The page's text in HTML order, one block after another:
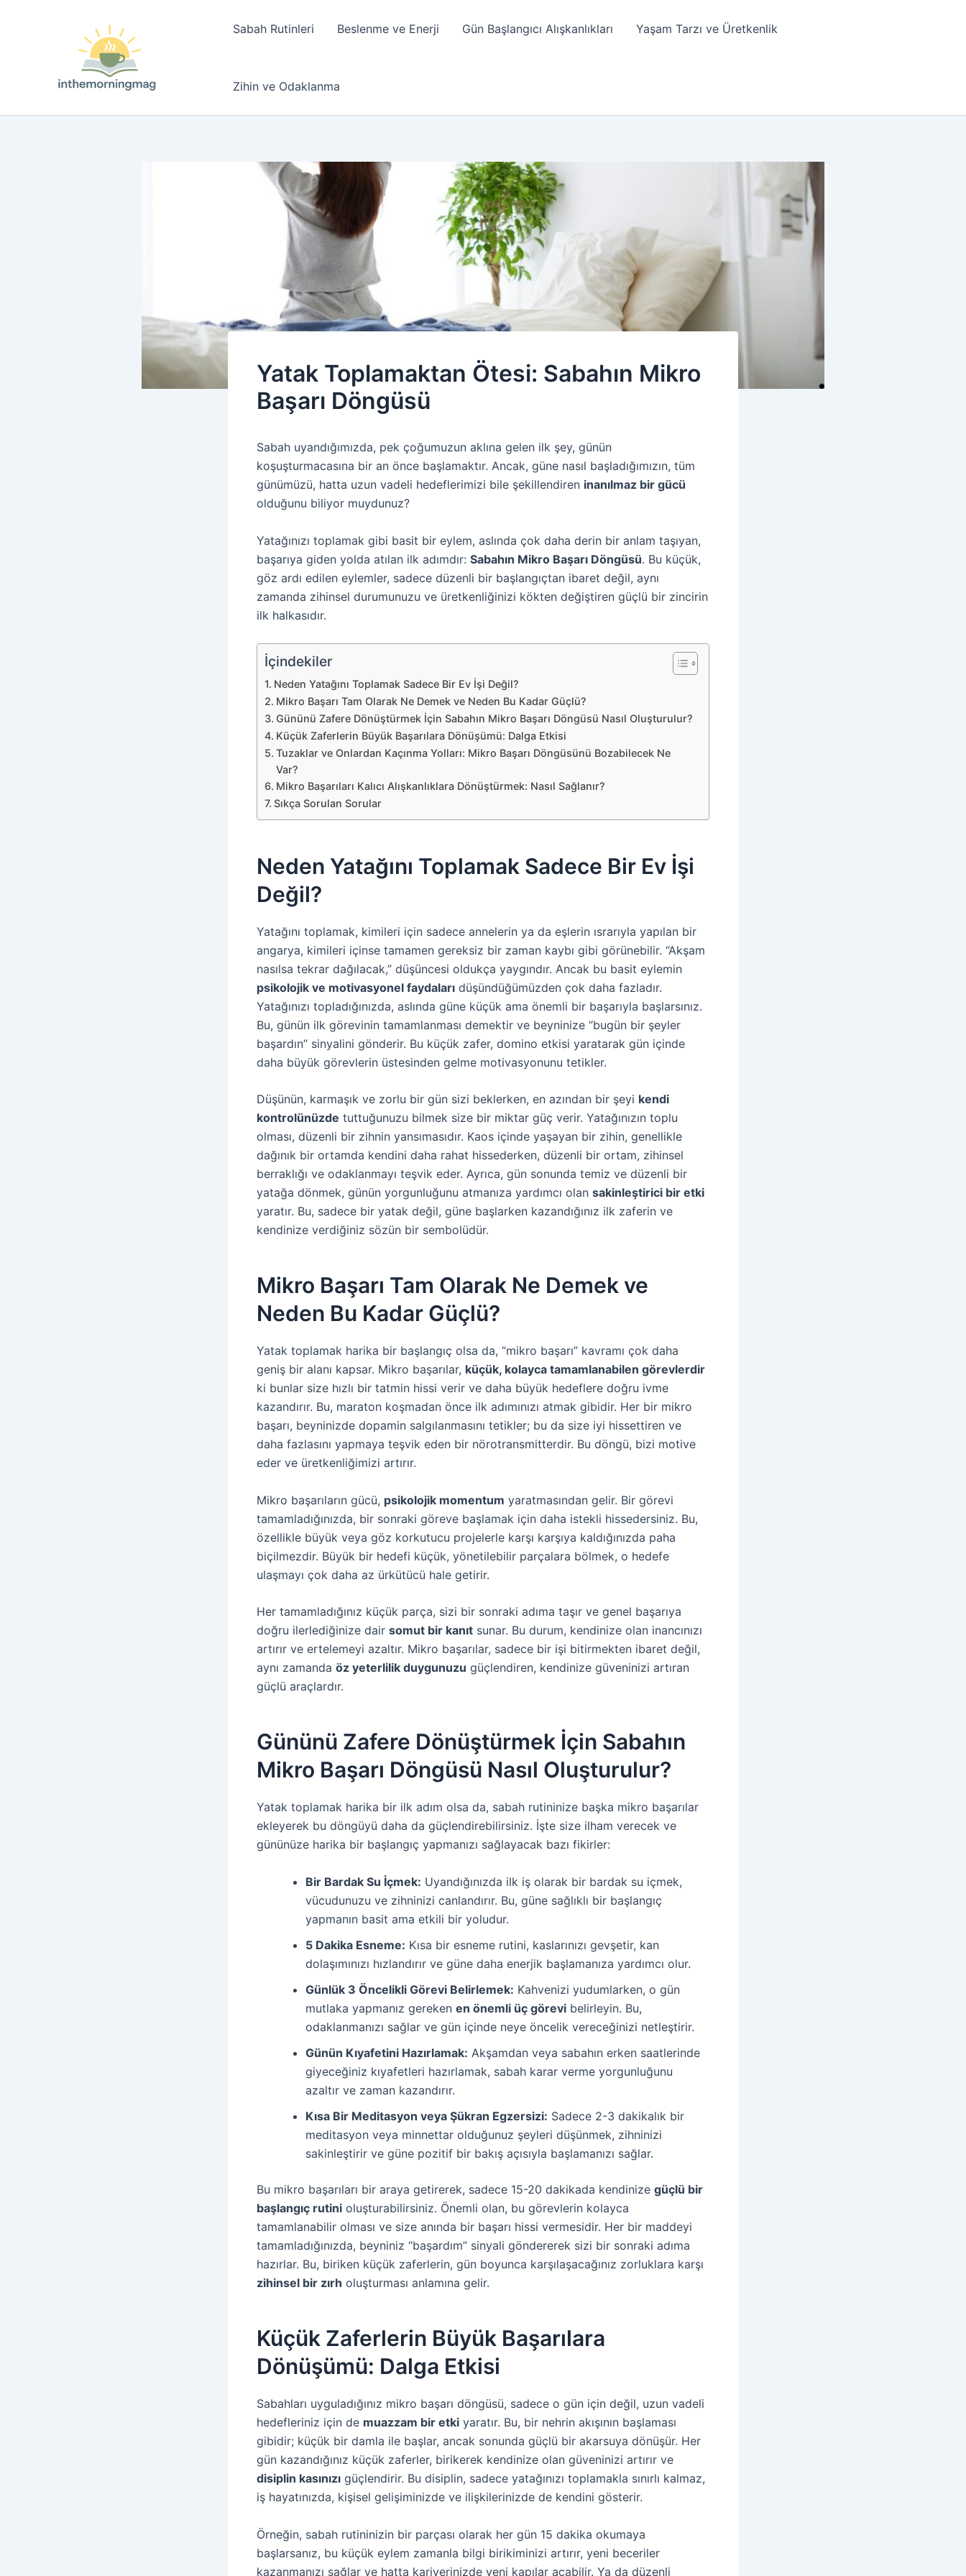
Sabah Rutinleri Beslenme ve Enerji Gün Başlangıcı Alışkanlıkları Yaşam Tarzı ve Üretkenlik
Zihin ve Odaklanma
Yatak Toplamaktan Ötesi: Sabahın Mikro
Başarı Döngüsü
Sabah uyandığımızda, pek çoğumuzun aklına gelen ilk şey, günün
koşuşturmacasına bir an önce başlamaktır. Ancak, güne nasıl başladığımızın, tüm
günümüzü, hatta uzun vadeli hedeflerimizi bile şekillendiren inanılmaz bir gücü
olduğunu biliyor muydunuz?
Yatağınızı toplamak gibi basit bir eylem, aslında çok daha derin bir anlam taşıyan,
başarıya giden yolda atılan ilk adımdır: Sabahın Mikro Başarı Döngüsü. Bu küçük,
göz ardı edilen eylemler, sadece düzenli bir başlangıçtan ibaret değil, aynı
zamanda zihinsel durumunuzu ve üretkenliğinizi kökten değiştiren güçlü bir zincirin
ilk halkasıdır.
İçindekiler
Neden Yatağını Toplamak Sadece Bir Ev İşi Değil?
Mikro Başarı Tam Olarak Ne Demek ve Neden Bu Kadar Güçlü?
Gününü Zafere Dönüştürmek İçin Sabahın Mikro Başarı Döngüsü Nasıl Oluşturulur?
Küçük Zaferlerin Büyük Başarılara Dönüşümü: Dalga Etkisi
Tuzaklar ve Onlardan Kaçınma Yolları: Mikro Başarı Döngüsünü Bozabilecek Ne
Var?
Mikro Başarıları Kalıcı Alışkanlıklara Dönüştürmek: Nasıl Sağlanır?
Sıkça Sorulan Sorular
Neden Yatağını Toplamak Sadece Bir Ev İşi
Değil?
Yatağını toplamak, kimileri için sadece annelerin ya da eşlerin ısrarıyla yapılan bir
angarya, kimileri içinse tamamen gereksiz bir zaman kaybı gibi görünebilir. “Akşam
nasılsa tekrar dağılacak,” düşüncesi oldukça yaygındır. Ancak bu basit eylemin
psikolojik ve motivasyonel faydaları düşündüğümüzden çok daha fazladır.
Yatağınızı topladığınızda, aslında güne küçük ama önemli bir başarıyla başlarsınız.
Bu, günün ilk görevinin tamamlanması demektir ve beyninize “bugün bir şeyler
başardın” sinyalini gönderir. Bu küçük zafer, domino etkisi yaratarak gün içinde
daha büyük görevlerin üstesinden gelme motivasyonunu tetikler.
Düşünün, karmaşık ve zorlu bir gün sizi beklerken, en azından bir şeyi kendi
kontrolünüzde tuttuğunuzu bilmek size bir miktar güç verir. Yatağınızın toplu
olması, düzenli bir zihnin yansımasıdır. Kaos içinde yaşayan bir zihin, genellikle
dağınık bir ortamda kendini daha rahat hissederken, düzenli bir ortam, zihinsel
berraklığı ve odaklanmayı teşvik eder. Ayrıca, gün sonunda temiz ve düzenli bir
yatağa dönmek, günün yorgunluğunu atmanıza yardımcı olan sakinleştirici bir etki
yaratır. Bu, sadece bir yatak değil, güne başlarken kazandığınız ilk zaferin ve
kendinize verdiğiniz sözün bir sembolüdür.
Mikro Başarı Tam Olarak Ne Demek ve
Neden Bu Kadar Güçlü?
Yatak toplamak harika bir başlangıç olsa da, “mikro başarı” kavramı çok daha
geniş bir alanı kapsar. Mikro başarılar, küçük, kolayca tamamlanabilen görevlerdir
ki bunlar size hızlı bir tatmin hissi verir ve daha büyük hedeflere doğru ivme
kazandırır. Bu, maraton koşmadan önce ilk adımınızı atmak gibidir. Her bir mikro
başarı, beyninizde dopamin salgılanmasını tetikler; bu da size iyi hissettiren ve
daha fazlasını yapmaya teşvik eden bir nörotransmitterdir. Bu döngü, bizi motive
eder ve üretkenliğimizi artırır.
Mikro başarıların gücü, psikolojik momentum yaratmasından gelir. Bir görevi
tamamladığınızda, bir sonraki göreve başlamak için daha istekli hissedersiniz. Bu,
özellikle büyük veya göz korkutucu projelerle karşı karşıya kaldığınızda paha
biçilmezdir. Büyük bir hedefi küçük, yönetilebilir parçalara bölmek, o hedefe
ulaşmayı çok daha az ürkütücü hale getirir.
Her tamamladığınız küçük parça, sizi bir sonraki adıma taşır ve genel başarıya
doğru ilerlediğinize dair somut bir kanıt sunar. Bu durum, kendinize olan inancınızı
artırır ve ertelemeyi azaltır. Mikro başarılar, sadece bir işi bitirmekten ibaret değil,
aynı zamanda öz yeterlilik duygunuzu güçlendiren, kendinize güveninizi artıran
güçlü araçlardır.
Gününü Zafere Dönüştürmek İçin Sabahın
Mikro Başarı Döngüsü Nasıl Oluşturulur?
Yatak toplamak harika bir ilk adım olsa da, sabah rutininize başka mikro başarılar
ekleyerek bu döngüyü daha da güçlendirebilirsiniz. İşte size ilham verecek ve
gününüze harika bir başlangıç yapmanızı sağlayacak bazı fikirler:
Bir Bardak Su İçmek: Uyandığınızda ilk iş olarak bir bardak su içmek,
vücudunuzu ve zihninizi canlandırır. Bu, güne sağlıklı bir başlangıç
yapmanın basit ama etkili bir yoludur.
5 Dakika Esneme: Kısa bir esneme rutini, kaslarınızı gevşetir, kan
dolaşımınızı hızlandırır ve güne daha enerjik başlamanıza yardımcı olur.
Günlük 3 Öncelikli Görevi Belirlemek: Kahvenizi yudumlarken, o gün
mutlaka yapmanız gereken en önemli üç görevi belirleyin. Bu,
odaklanmanızı sağlar ve gün içinde neye öncelik vereceğinizi netleştirir.
Günün Kıyafetini Hazırlamak: Akşamdan veya sabahın erken saatlerinde
giyeceğiniz kıyafetleri hazırlamak, sabah karar verme yorgunluğunu
azaltır ve zaman kazandırır.
Kısa Bir Meditasyon veya Şükran Egzersizi: Sadece 2-3 dakikalık bir
meditasyon veya minnettar olduğunuz şeyleri düşünmek, zihninizi
sakinleştirir ve güne pozitif bir bakış açısıyla başlamanızı sağlar.
Bu mikro başarıları bir araya getirerek, sadece 15-20 dakikada kendinize güçlü bir
başlangıç rutini oluşturabilirsiniz. Önemli olan, bu görevlerin kolayca
tamamlanabilir olması ve size anında bir başarı hissi vermesidir. Her bir maddeyi
tamamladığınızda, beyniniz “başardım” sinyali göndererek sizi bir sonraki adıma
hazırlar. Bu, biriken küçük zaferlerin, gün boyunca karşılaşacağınız zorluklara karşı
zihinsel bir zırh oluşturması anlamına gelir.
Küçük Zaferlerin Büyük Başarılara
Dönüşümü: Dalga Etkisi
Sabahları uyguladığınız mikro başarı döngüsü, sadece o gün için değil, uzun vadeli
hedefleriniz için de muazzam bir etki yaratır. Bu, bir nehrin akışının başlaması
gibidir; küçük bir damla ile başlar, ancak sonunda güçlü bir akarsuya dönüşür. Her
gün kazandığınız küçük zaferler, birikerek kendinize olan güveninizi artırır ve
disiplin kasınızı güçlendirir. Bu disiplin, sadece yatağınızı toplamakla sınırlı kalmaz,
iş hayatınızda, kişisel gelişiminizde ve ilişkilerinizde de kendini gösterir.
Örneğin, sabah rutininizin bir parçası olarak her gün 15 dakika okumaya
başlarsanız, bu küçük eylem zamanla bilgi birikiminizi artırır, yeni beceriler
kazanmanızı sağlar ve hatta kariyerinizde yeni kapılar açabilir. Ya da düzenli